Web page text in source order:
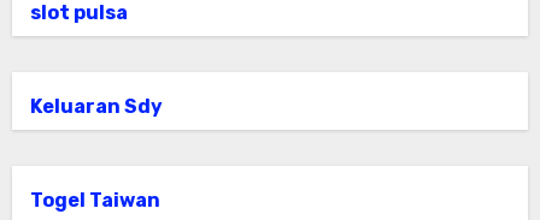
slot pulsa
Keluaran Sdy
Togel Taiwan